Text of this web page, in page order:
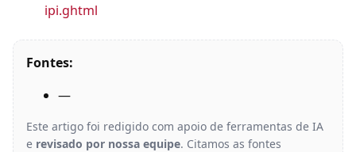
ipi.ghtml
Fontes:
—
Este artigo foi redigido com apoio de ferramentas de IA
e revisado por nossa equipe. Citamos as fontes